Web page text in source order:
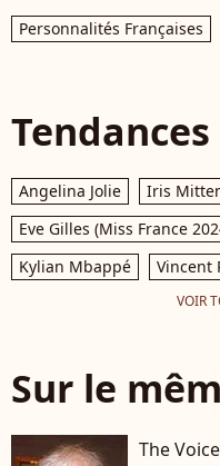
Personnalités Françaises
Tendances
Angelina Jolie Iris
Eve Gilles (Miss France
Kylian Mbappé
Vincent
VOIR
Sur le
The